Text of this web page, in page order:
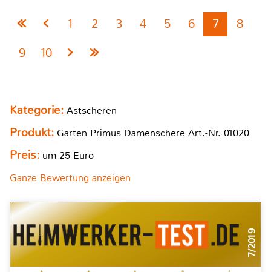
1 2 3 4 5 6 7
8
9
10
Kategorie: Astscheren
Produkt: Garten Primus Damenschere Art.-Nr. 01020
Preis: um 25 Euro
Ganze Bewertung anzeigen
7/2019